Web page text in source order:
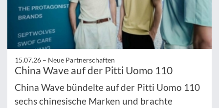
15.07.26 – Neue Partnerschaften
China Wave auf der Pitti Uomo 110
China Wave bündelte auf der Pitti Uomo 110
sechs chinesische Marken und brachte